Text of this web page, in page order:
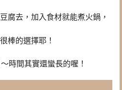
腐去，加入食材就能煮火鍋，
棒的選擇耶！
時間其實還蠻長的喔！